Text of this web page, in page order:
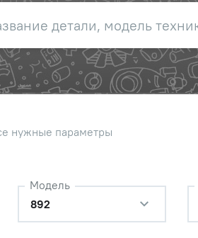
нужные параметры
Модель
892